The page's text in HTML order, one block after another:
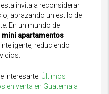
invita a reconsiderar
abrazando un estilo de
En un mundo de
mini apartamentos
reduciendo
interesarte: Últimos
en venta en Guatemala